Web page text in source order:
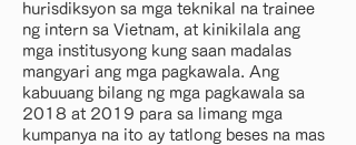
hurisdiksyon sa mga teknikal na trainee
ng intern sa Vietnam, at kinikilala ang
mga institusyong kung saan madalas
mangyari ang mga pagkawala. Ang
kabuuang bilang ng mga pagkawala sa
2018 at 2019 para sa limang mga
kumpanya na ito ay tatlong beses na mas